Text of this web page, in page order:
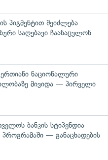
პიგმენტით შეიძლება
საღებავი ჩაანაცვლონ
ნაციონალური
მივიდა — პირველი
ბანკის სტიპენდია
პროგრამაში — განაცხადების